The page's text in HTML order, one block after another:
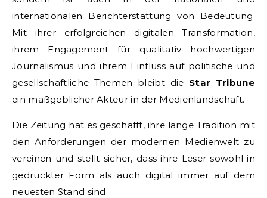
internationalen Berichterstattung von Bedeutung.
Mit ihrer erfolgreichen digitalen Transformation,
ihrem Engagement für qualitativ hochwertigen
Journalismus und ihrem Einfluss auf politische und
gesellschaftliche Themen bleibt die Star Tribune
ein maßgeblicher Akteur in der Medienlandschaft.
Die Zeitung hat es geschafft, ihre lange Tradition mit
den Anforderungen der modernen Medienwelt zu
vereinen und stellt sicher, dass ihre Leser sowohl in
gedruckter Form als auch digital immer auf dem
neuesten Stand sind.